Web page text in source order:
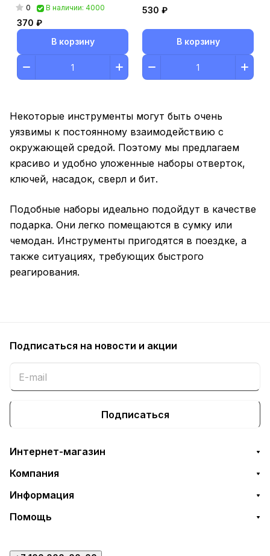
0 В наличии: 4000
370 ₽
В корзину
530 ₽
В корзину
Некоторые инструменты могут быть очень
уязвимы к постоянному взаимодействию с
окружающей средой. Поэтому мы предлагаем
красиво и удобно уложенные наборы отверток,
ключей, насадок, сверл и бит.
Подобные наборы идеально подойдут в качестве
подарка. Они легко помещаются в сумку или
чемодан. Инструменты пригодятся в поездке, а
также ситуациях, требующих быстрого
реагирования.
Подписаться на новости и акции
Подписаться
Интернет-магазин
Компания
Информация
Помощь